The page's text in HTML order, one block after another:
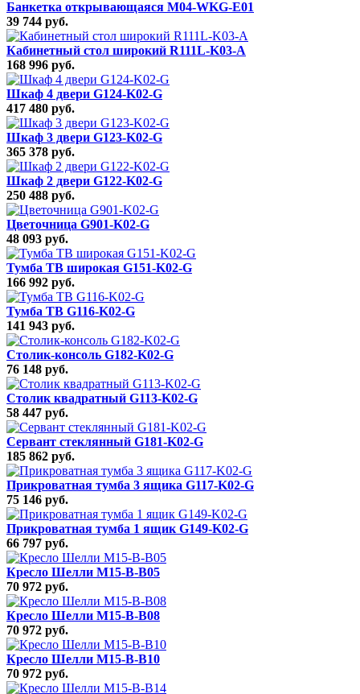
Банкетка открывающаяся M04-WKG-E01
39 744 руб.
Кабинетный стол широкий R111L-K03-A
168 996 руб.
Шкаф 4 двери G124-K02-G
417 480 руб.
Шкаф 3 двери G123-K02-G
365 378 руб.
Шкаф 2 двери G122-K02-G
250 488 руб.
Цветочница G901-K02-G
48 093 руб.
Тумба ТВ широкая G151-K02-G
166 992 руб.
Тумба ТВ G116-K02-G
141 943 руб.
Столик-консоль G182-K02-G
76 148 руб.
Столик квадратный G113-K02-G
58 447 руб.
Сервант стеклянный G181-K02-G
185 862 руб.
Прикроватная тумба 3 ящика G117-K02-G
75 146 руб.
Прикроватная тумба 1 ящик G149-K02-G
66 797 руб.
Кресло Шелли M15-B-B05
70 972 руб.
Кресло Шелли M15-B-B08
70 972 руб.
Кресло Шелли M15-B-B10
70 972 руб.